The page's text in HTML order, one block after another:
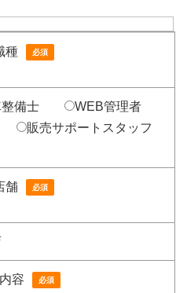
種 必須
備士
WEB管理者
販売サポートスタッフ
舗 必須
容 必須